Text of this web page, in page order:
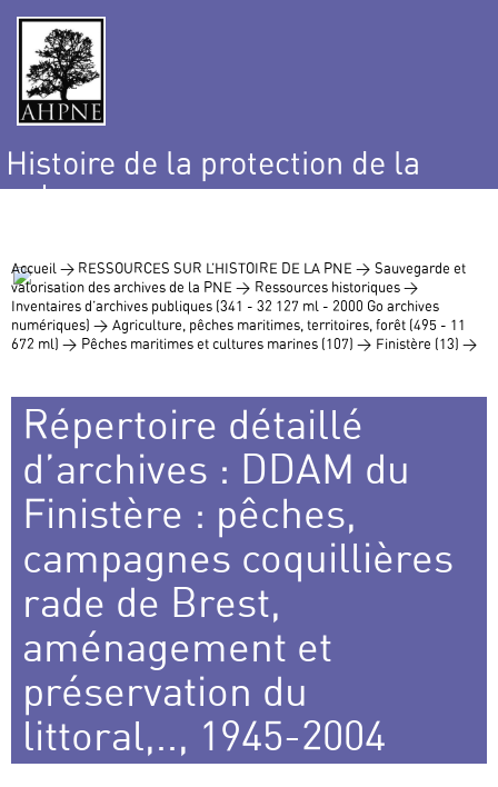
Histoire de la protection de la
nature
Accueil > RESSOURCES SUR L’HISTOIRE DE LA PNE > Sauvegarde et
valorisation des archives de la PNE > Ressources historiques >
Inventaires d’archives publiques (341 - 32 127 ml - 2000 Go archives
numériques) > Agriculture, pêches maritimes, territoires, forêt (495 - 11
672 ml) > Pêches maritimes et cultures marines (107) > Finistère (13) >
Répertoire détaillé
d’archives : DDAM du
Finistère : pêches,
campagnes coquillières
rade de Brest,
aménagement et
préservation du
littoral,.., 1945-2004